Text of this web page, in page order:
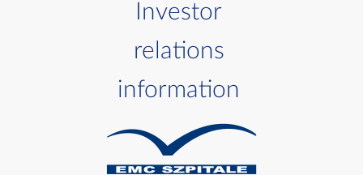
Investor
relations
information